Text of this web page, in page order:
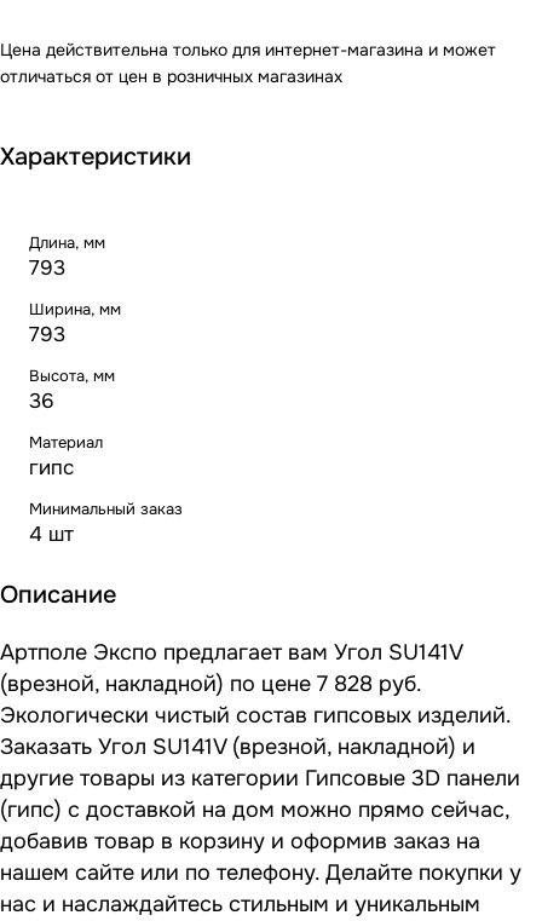
Цена действительна только для интернет-магазина и может
отличаться от цен в розничных магазинах
Характеристики
Длина, мм
793
Ширина, мм
793
Высота, мм
36
Материал
гипс
Минимальный заказ
4 шт
Описание
Артполе Экспо предлагает вам Угол SU141V
(врезной, накладной) по цене 7 828 руб.
Экологически чистый состав гипсовых изделий.
Заказать Угол SU141V (врезной, накладной) и
другие товары из категории Гипсовые 3D панели
(гипс) с доставкой на дом можно прямо сейчас,
добавив товар в корзину и оформив заказ на
нашем сайте или по телефону. Делайте покупки у
нас и наслаждайтесь стильным и уникальным